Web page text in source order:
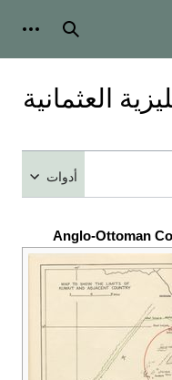
بحث
العثمانية
أدوات
Anglo-Ottoman